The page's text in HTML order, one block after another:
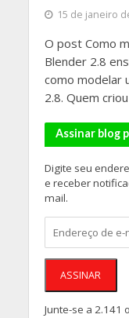
15 de janeiro
O post Como
Blender 2.8
como modelar
2.8. Quem
Assinar blog
Digite seu
e receber
mail.
de
e-
ASSINAR
Junte-se a 2.141